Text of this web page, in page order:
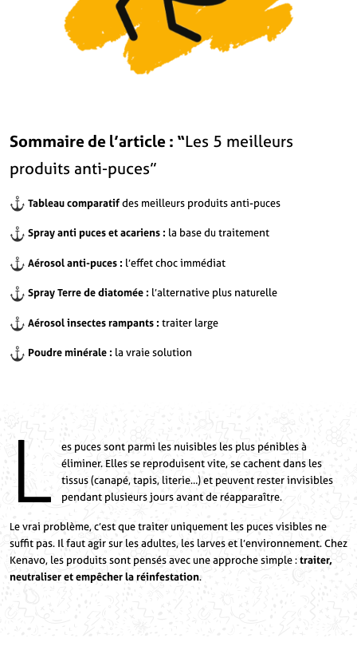
Sommaire de l’article : “Les 5 meilleurs
produits anti-puces”
Tableau comparatifdes meilleurs produits anti-puces
Spray anti puces et acariens : la base du traitement
Aérosol anti-puces : l’effet choc immédiat
Spray Terre de diatomée : l’alternative plus naturelle
Aérosol insectes rampants : traiter large
Poudre minérale : la vraie solution
L
es puces sont parmi les nuisibles les plus pénibles à
éliminer. Elles se reproduisent vite, se cachent dans les
tissus (canapé, tapis, literie…) et peuvent rester invisibles
pendant plusieurs jours avant de réapparaître.
Le vrai problème, c’est que traiter uniquement les puces visibles ne
suffit pas. Il faut agir sur les adultes, les larves et l’environnement. Chez
Kenavo, les produits sont pensés avec une approche simple :traiter,
neutraliser et empêcher la réinfestation.